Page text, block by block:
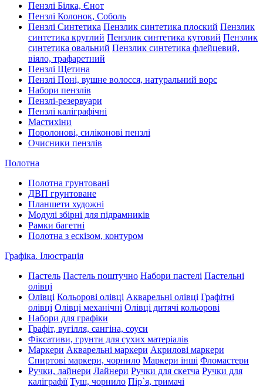
Пензлі Білка, Єнот
Пензлі Колонок, Соболь
Пензлі Синтетика Пензлик синтетика плоский Пензлик
синтетика круглий Пензлик синтетика кутовий Пензлик
синтетика овальний Пензлик синтетика флейцевий,
віяло, трафаретний
Пензлі Щетина
Пензлі Поні, вушне волосся, натуральний ворс
Набори пензлів
Пензлі-резервуари
Пензлі каліграфічні
Мастихіни
Поролонові, силіконові пензлі
Очисники пензлів
Полотна
Полотна грунтовані
ДВП грунтоване
Планшети художні
Модулі збірні для підрамників
Рамки багетні
Полотна з ескізом, контуром
Графіка. Ілюстрація
Пастель Пастель поштучно Набори пастелі Пастельні
олівці
Олівці Кольорові олівці Акварельні олівці Графітні
олівці Олівці механічні Олівці дитячі кольорові
Набори для графіки
Графіт, вугілля, сангіна, соуси
Фіксативи, грунти для сухих матеріалів
Маркери Акварельні маркери Акрилові маркери
Спиртові маркери, чорнило Маркери інші Фломастери
Ручки, лайнери Лайнери Ручки для скетча Ручки для
каліграфії Туш, чорнило Пір`я, тримачі